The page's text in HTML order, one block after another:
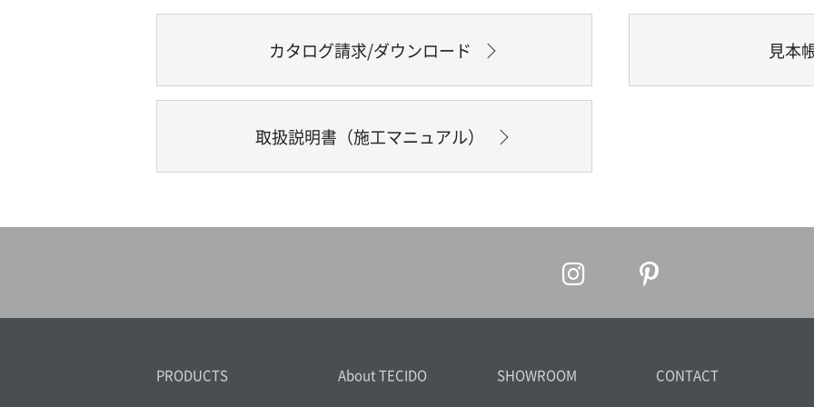
カタログ請求/ダウンロード 見本
取扱説明書（施工マニュアル）
PRODUCTS About TECIDO SHOWROOM CONTACT